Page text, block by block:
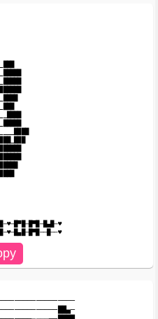
♥─█▄█─█▄█─█▄█─█▄█─♥─█▄█─█▀█──█──♥